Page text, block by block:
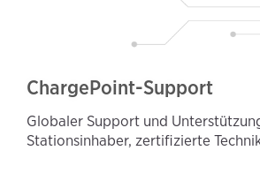
ChargePoint-Support
Globaler Support und
Stationsinhaber, zertifizierte